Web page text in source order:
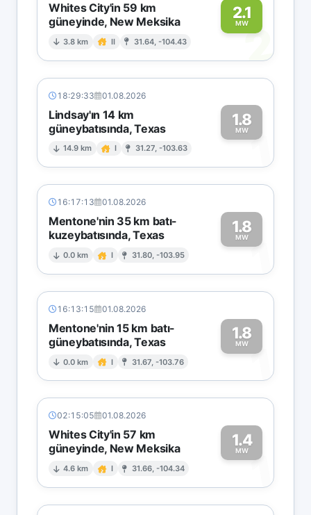
Whites City'in 59 km
güneyinde, New Meksika
3.8 km II 31.64, -104.43
2.1
MW2
18:29:33 01.08.2026
Lindsay'ın 14 km
güneybatısında, Texas
14.9 km I 31.27, -103.63
1.8
MW1
16:17:13 01.08.2026
Mentone'nin 35 km batı-
kuzeybatısında, Texas
0.0 km I 31.80, -103.95
1.8
MW1
16:13:15 01.08.2026
Mentone'nin 15 km batı-
güneybatısında, Texas
0.0 km I 31.67, -103.76
1.8
MW1
02:15:05 01.08.2026
Whites City'in 57 km
güneyinde, New Meksika
4.6 km I 31.66, -104.34
1.4
MW1